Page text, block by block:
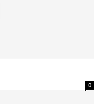
0